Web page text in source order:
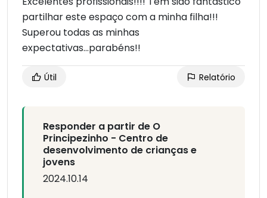
partilhar este espaço com a minha filha!!!
Superou todas as minhas
expectativas...parabéns!!
Útil Relatório
Responder a partir de O
Principezinho - Centro de
desenvolvimento de crianças e
jovens
2024.10.14